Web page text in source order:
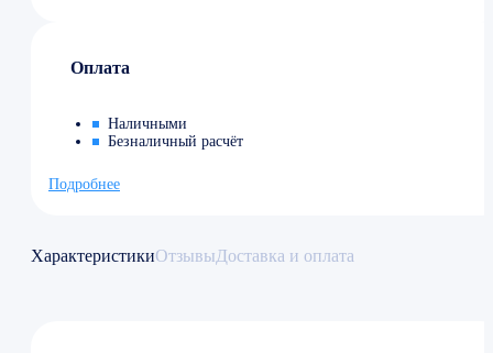
Оплата
Наличными
Безналичный расчёт
Подробнее
ХарактеристикиОтзывыДоставка и оплата